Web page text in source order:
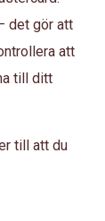
det gör att
att
till ditt
till att du